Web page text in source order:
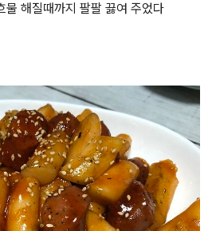
물 해질때까지 팔팔 끓여 주었다